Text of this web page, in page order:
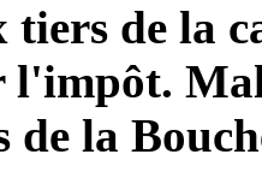
tiers de la
l'impôt.
de la